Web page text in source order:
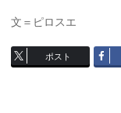
文＝ピロスエ
ポスト